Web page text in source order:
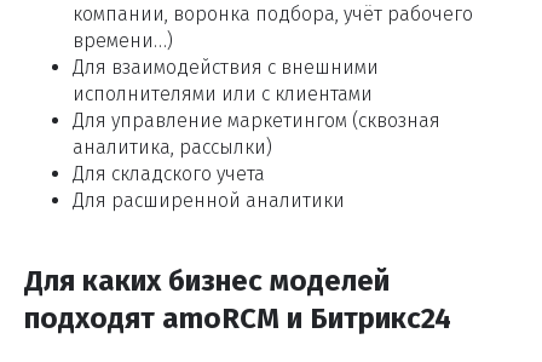
компании, воронка подбора, учёт рабочего
времени…)
Для взаимодействия с внешними
исполнителями или с клиентами
Для управление маркетингом (сквозная
аналитика, рассылки)
Для складского учета
Для расширенной аналитики
Для каких бизнес моделей
подходят amoRCM и Битрикс24